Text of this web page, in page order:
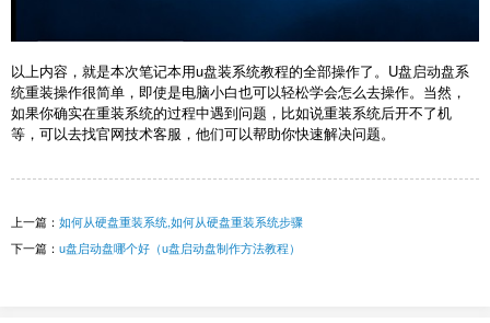
以上内容，就是本次笔记本用u盘装系统教程的全部操作了。U盘启动盘系
统重装操作很简单，即使是电脑小白也可以轻松学会怎么去操作。当然，
如果你确实在重装系统的过程中遇到问题，比如说重装系统后开不了机
等，可以去找官网技术客服，他们可以帮助你快速解决问题。
上一篇： 如何从硬盘重装系统,如何从硬盘重装系统步骤
下一篇： u盘启动盘哪个好（u盘启动盘制作方法教程）